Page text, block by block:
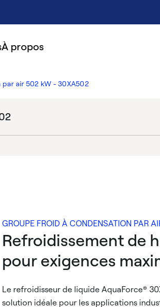
À propos
air 502 kW - 30XA502
GROUPE FROID À CONDENSATION PAR
Refroidissement de
pour exigences
Le refroidisseur de liquide AquaForce®
solution idéale pour les applications